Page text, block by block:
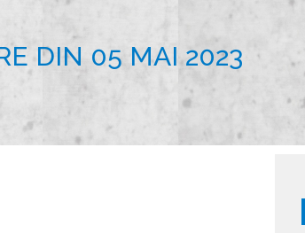
ă
DIN 05 MAI 2023